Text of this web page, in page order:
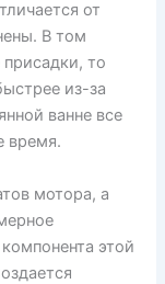
от
В том
то
из-за
ванне все
время.
мотора, а
этой